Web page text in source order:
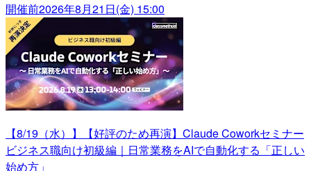
開催前2026年8月21日(金) 15:00
【8/19（水）】【好評のため再演】Claude Coworkセミナー
ビジネス職向け初級編｜日常業務をAIで自動化する「正しい
始め方」